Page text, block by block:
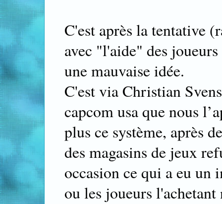
C'est après la tentative
avec "l'aide" des
une mauvaise idée.
C'est via Christian
capcom usa que nous
plus ce système, après
des magasins de jeux
occasion ce qui a eu un
ou les joueurs